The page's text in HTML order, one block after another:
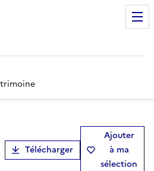
Télécharger
Ajouter
à ma
sélection